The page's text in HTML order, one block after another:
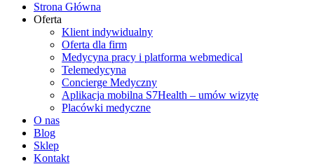
Strona Główna
Oferta
Klient indywidualny
Oferta dla firm
Medycyna pracy i platforma webmedical
Telemedycyna
Concierge Medyczny
Aplikacja mobilna S7Health – umów wizytę
Placówki medyczne
O nas
Blog
Sklep
Kontakt